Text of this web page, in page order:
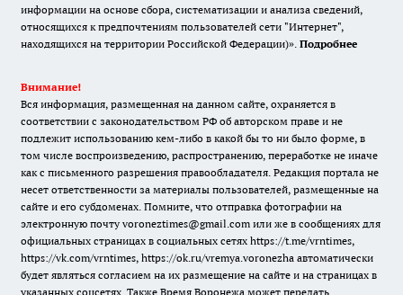
информации на основе сбора, систематизации и анализа сведений,
относящихся к предпочтениям пользователей сети "Интернет",
находящихся на территории Российской Федерации)». Подробнее
Внимание!
Вся информация, размещенная на данном сайте, охраняется в
соответствии с законодательством РФ об авторском праве и не
подлежит использованию кем-либо в какой бы то ни было форме, в
том числе воспроизведению, распространению, переработке не иначе
как с письменного разрешения правообладателя. Редакция портала не
несет ответственности за материалы пользователей, размещенные на
сайте и его субдоменах. Помните, что отправка фотографии на
электронную почту voroneztimes@gmail.com или же в сообщениях для
официальных страницах в социальных сетях https://t.me/vrntimes,
https://vk.com/vrntimes, https://ok.ru/vremya.voronezha автоматически
будет являться согласием на их размещение на сайте и на страницах в
указанных соцсетях. Также Время Воронежа может передать